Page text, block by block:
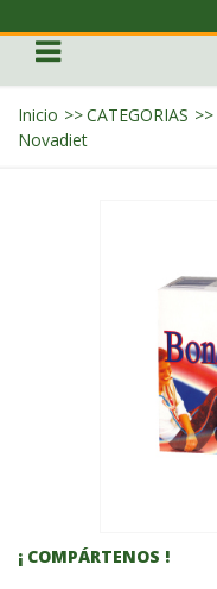
Inicio >>CATEGORIAS >>
Novadiet
¡ COMPÁRTENOS !